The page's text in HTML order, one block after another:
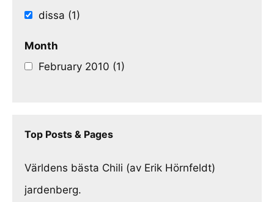
dissa (1)
Month
February 2010 (1)
Top Posts & Pages
Världens bästa Chili (av Erik Hörnfeldt)
jardenberg.